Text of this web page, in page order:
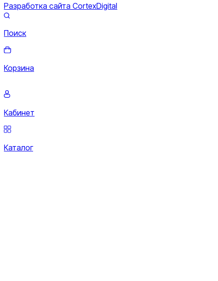
Разработка сайта CortexDigital
Поиск
Корзина
Кабинет
Каталог